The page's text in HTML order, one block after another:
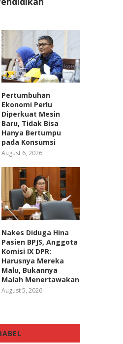
Pertumbuhan
Ekonomi Perlu
Diperkuat Mesin
Baru, Tidak Bisa
Hanya Bertumpu
pada Konsumsi
August 6, 2026
Nakes Diduga Hina
Pasien BPJS, Anggota
Komisi IX DPR:
Harusnya Mereka
Malu, Bukannya
Malah Menertawakan
August 5, 2026